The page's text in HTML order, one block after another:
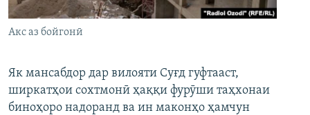
Акс аз бойгонӣ
Як мансабдор дар вилояти Суғд гуфтааст,
ширкатҳои сохтмонӣ ҳаққи фурӯши таҳхонаи
биноҳоро надоранд ва ин маконҳо ҳамчун